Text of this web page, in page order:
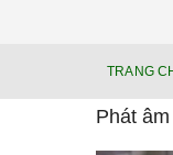
TRANG
Phát